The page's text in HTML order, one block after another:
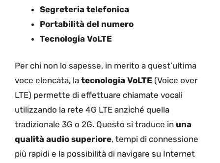
Segreteria telefonica
Portabilità del numero
Tecnologia VoLTE
Per chi non lo sapesse, in merito a quest’ultima
voce elencata, la tecnologia VoLTE (Voice over
LTE) permette di effettuare chiamate vocali
utilizzando la rete 4G LTE anziché quella
tradizionale 3G o 2G. Questo si traduce in una
qualità audio superiore, tempi di connessione
più rapidi e la possibilità di navigare su Internet